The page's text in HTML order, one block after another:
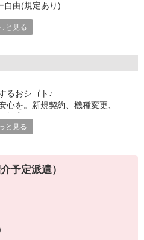
自由(規定あり)
しあったりする
る店舗ばかり！
しょう♪
ルセンター、受付
加工・組立・検査
リスト・エステ
指導塾・人材紹介
と見る
るおシゴト♪
心を。新規契約、機種変更、
softbank(ソフトバンク)など
バイル、UQなど格安スマホまで幅
と見る
予定派遣）